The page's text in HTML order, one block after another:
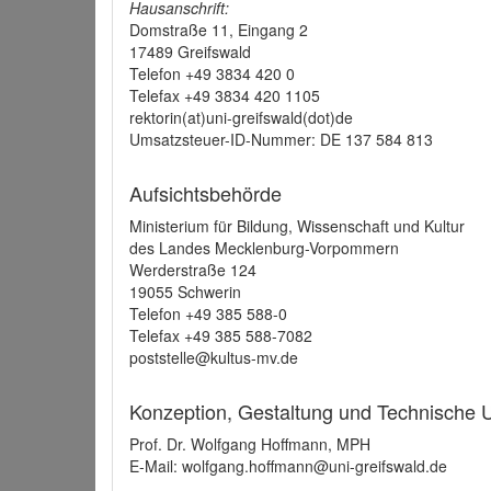
Hausanschrift:
Domstraße 11, Eingang 2
17489 Greifswald
Telefon +49 3834 420 0
Telefax +49 3834 420 1105
rektorin(at)uni-greifswald(dot)de
Umsatzsteuer-ID-Nummer: DE 137 584 813
Aufsichtsbehörde
Ministerium für Bildung, Wissenschaft und Kultur
des Landes Mecklenburg-Vorpommern
Werderstraße 124
19055 Schwerin
Telefon +49 385 588-0
Telefax +49 385 588-7082
poststelle@kultus-mv.de
Konzeption, Gestaltung und Technische
Prof. Dr. Wolfgang Hoffmann, MPH
E-Mail: wolfgang.hoffmann@uni-greifswald.de